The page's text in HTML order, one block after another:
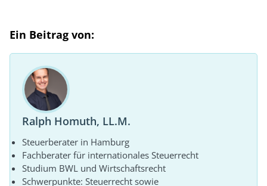
Ein Beitrag von:
Ralph Homuth, LL.M.
Steuerberater in Hamburg
Fachberater für internationales Steuerrecht
Studium BWL und Wirtschaftsrecht
Schwerpunkte: Steuerrecht sowie